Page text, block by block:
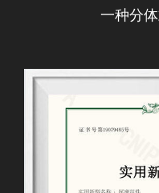
一种分